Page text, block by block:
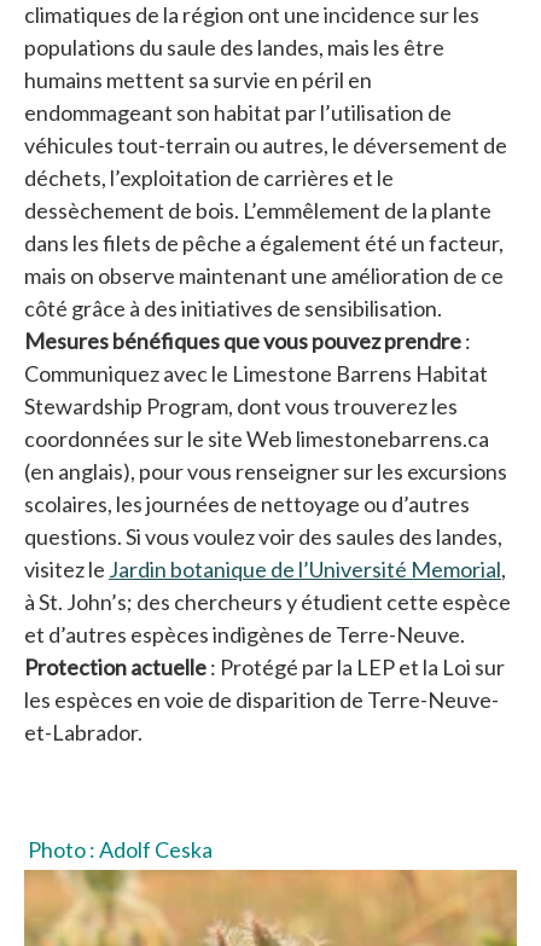
climatiques de la région ont une incidence sur les
populations du saule des landes, mais les être
humains mettent sa survie en péril en
endommageant son habitat par l’utilisation de
véhicules tout-terrain ou autres, le déversement de
déchets, l’exploitation de carrières et le
dessèchement de bois. L’emmêlement de la plante
dans les filets de pêche a également été un facteur,
mais on observe maintenant une amélioration de ce
côté grâce à des initiatives de sensibilisation.
Mesures bénéfiques que vous pouvez prendre:
Communiquez avec le Limestone Barrens Habitat
Stewardship Program, dont vous trouverez les
coordonnées sur le site Web limestonebarrens.ca
(en anglais), pour vous renseigner sur les excursions
scolaires, les journées de nettoyage ou d’autres
questions. Si vous voulez voir des saules des landes,
visitez le Jardin botanique de l’Université Memorial,
à St. John’s; des chercheurs y étudient cette espèce
et d’autres espèces indigènes de Terre-Neuve.
Protection actuelle: Protégé par la LEP et la Loi sur
les espèces en voie de disparition de Terre-Neuve-
et-Labrador.
Photo : Adolf Ceska